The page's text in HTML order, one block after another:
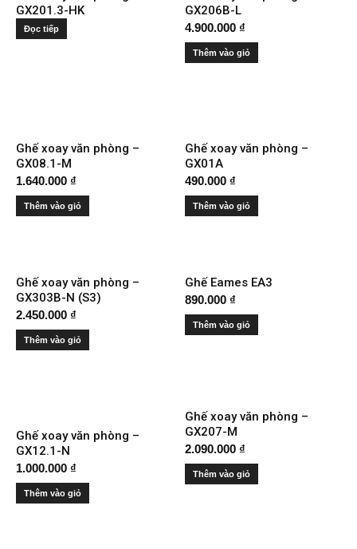
GX201.3-HK
Đọc tiếp
GX206B-L
4.900.000 ₫
Thêm vào giỏ
Ghế xoay văn phòng –
GX08.1-M
1.640.000 ₫
Thêm vào giỏ
Ghế xoay văn phòng –
GX01A
490.000 ₫
Thêm vào giỏ
Ghế xoay văn phòng –
GX303B-N (S3)
2.450.000 ₫
Thêm vào giỏ
Ghế Eames EA3
890.000 ₫
Thêm vào giỏ
Ghế xoay văn phòng –
GX12.1-N
1.000.000 ₫
Thêm vào giỏ
Ghế xoay văn phòng –
GX207-M
2.090.000 ₫
Thêm vào giỏ